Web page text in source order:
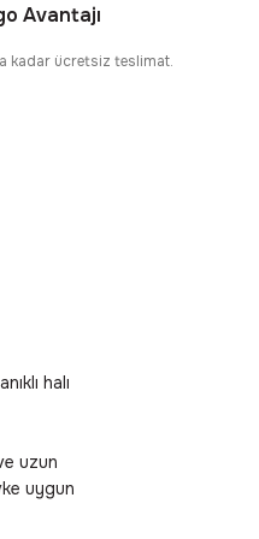
Avantajı
kadar ücretsiz teslimat.
halı
uzun
uygun